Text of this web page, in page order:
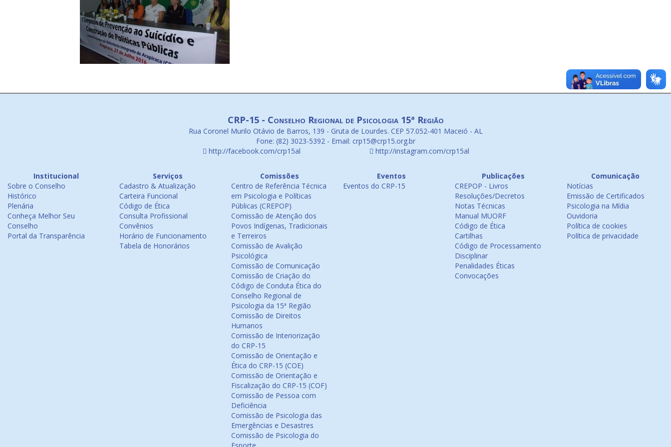
CRP-15 - Conselho Regional de Psicologia 15ª Região
Rua Coronel Murilo Otávio de Barros, 139 - Gruta de Lourdes. CEP 57.052-401 Maceió - AL
Fone: (82) 3023-5392 - Email: crp15@crp15.org.br
http://facebook.com/crp15al
http://instagram.com/crp15al
Institucional
Sobre o Conselho
Histórico
Plenária
Conheça Melhor Seu
Conselho
Portal da Transparência
Serviços
Cadastro & Atualização
Carteira Funcional
Código de Ética
Consulta Profissional
Convênios
Horário de Funcionamento
Tabela de Honorários
Comissões
Centro de Referência Técnica
em Psicologia e Políticas
Públicas (CREPOP)
Comissão de Atenção dos
Povos Indígenas, Tradicionais
e Terreiros
Comissão de Avalição
Psicológica
Comissão de Comunicação
Comissão de Criação do
Código de Conduta Ética do
Conselho Regional de
Psicologia da 15ª Região
Comissão de Direitos
Humanos
Comissão de Interiorização
do CRP-15
Comissão de Orientação e
Ética do CRP-15 (COE)
Comissão de Orientação e
Fiscalização do CRP-15 (COF)
Comissão de Pessoa com
Deficiência
Comissão de Psicologia das
Emergências e Desastres
Comissão de Psicologia do
Eventos
Eventos do CRP-15
Publicações
CREPOP - Livros
Resoluções/Decretos
Notas Técnicas
Manual MUORF
Código de Ética
Cartilhas
Código de Processamento
Disciplinar
Penalidades Éticas
Convocações
Comunicação
Notícias
Emissão de Certificados
Psicologia na Mídia
Ouvidoria
Política de cookies
Política de privacidade